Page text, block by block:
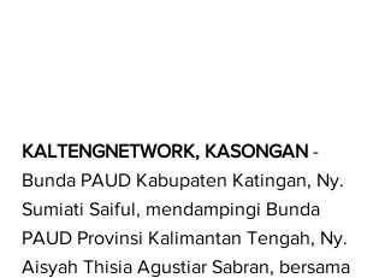
KALTENGNETWORK, KASONGAN -
Bunda PAUD Kabupaten Katingan, Ny.
Sumiati Saiful, mendampingi Bunda
PAUD Provinsi Kalimantan Tengah, Ny.
Aisyah Thisia Agustiar Sabran, bersama